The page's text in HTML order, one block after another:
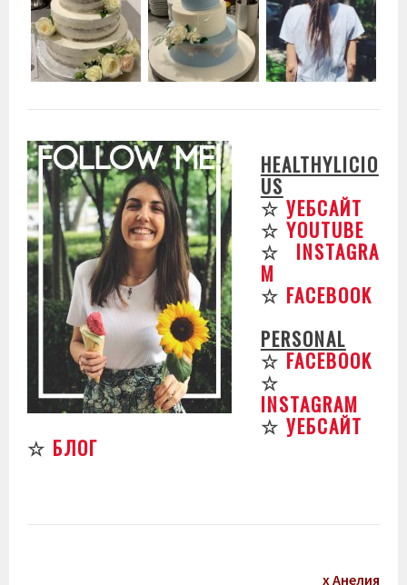
HEALTHYLICIO
US
☆УЕБСАЙТ
☆ YOUTUBE
☆ INSTAGRA
M
☆ FACEBOOK
PERSONAL
☆FACEBOOK
☆
INSTAGRAM
☆ УЕБСАЙТ
☆ БЛОГ
х Анелия